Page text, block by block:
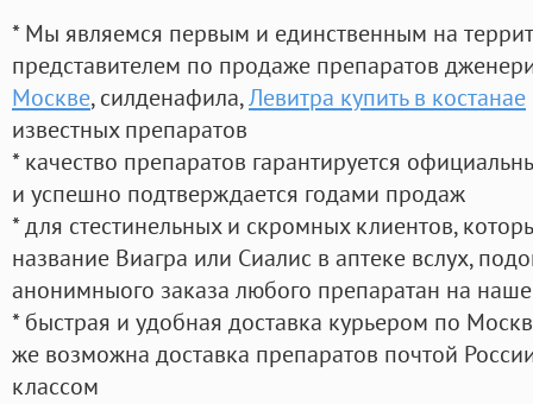
* Мы являемся первым и единственным на
представителем по продаже препаратов
Москве, силденафила,Левитра купить в костанае
известных препаратов
* качество препаратов гарантируется
и успешно подтверждается годами продаж
* для стестинельных и скромных клиентов,
название Виагра или Сиалис в аптеке вслух,
анонимныого заказа любого препаратан на
* быстрая и удобная доставка курьером по
же возможна доставка препаратов почтой
классом